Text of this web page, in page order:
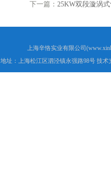
下一篇： 25KW双段漩涡
上海辛恪实业有限公司
地址：上海松江区泗泾镇永强路98号 技术